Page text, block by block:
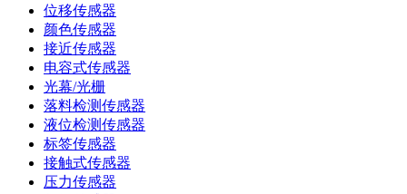
位移传感器
颜色传感器
接近传感器
电容式传感器
光幕/光栅
落料检测传感器
液位检测传感器
标签传感器
接触式传感器
压力传感器